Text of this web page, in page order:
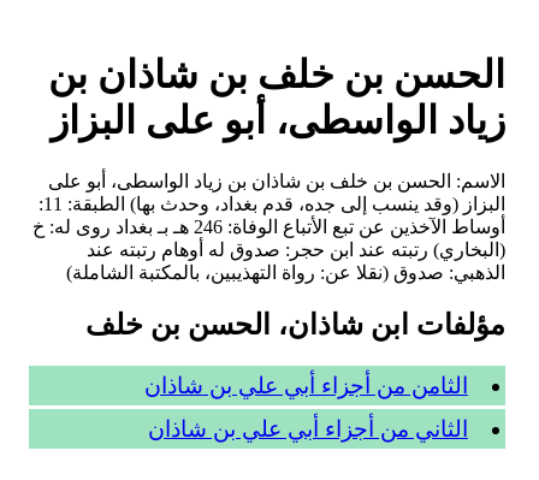
الحسن بن خلف بن شاذان بن
زياد الواسطى، أبو على البزاز
الاسم: الحسن بن خلف بن شاذان بن زياد الواسطى، أبو على
البزاز (وقد ينسب إلى جده، قدم بغداد، وحدث بها) الطبقة: 11:
أوساط الآخذين عن تبع الأتباع الوفاة: 246 هـ بـ بغداد روى له: خ
(البخاري) رتبته عند ابن حجر: صدوق له أوهام رتبته عند
الذهبي: صدوق (نقلا عن: رواة التهذيبين، بالمكتبة الشاملة)
مؤلفات ابن شاذان، الحسن بن خلف
الثامن من أجزاء أبي علي بن شاذان
الثاني من أجزاء أبي علي بن شاذان